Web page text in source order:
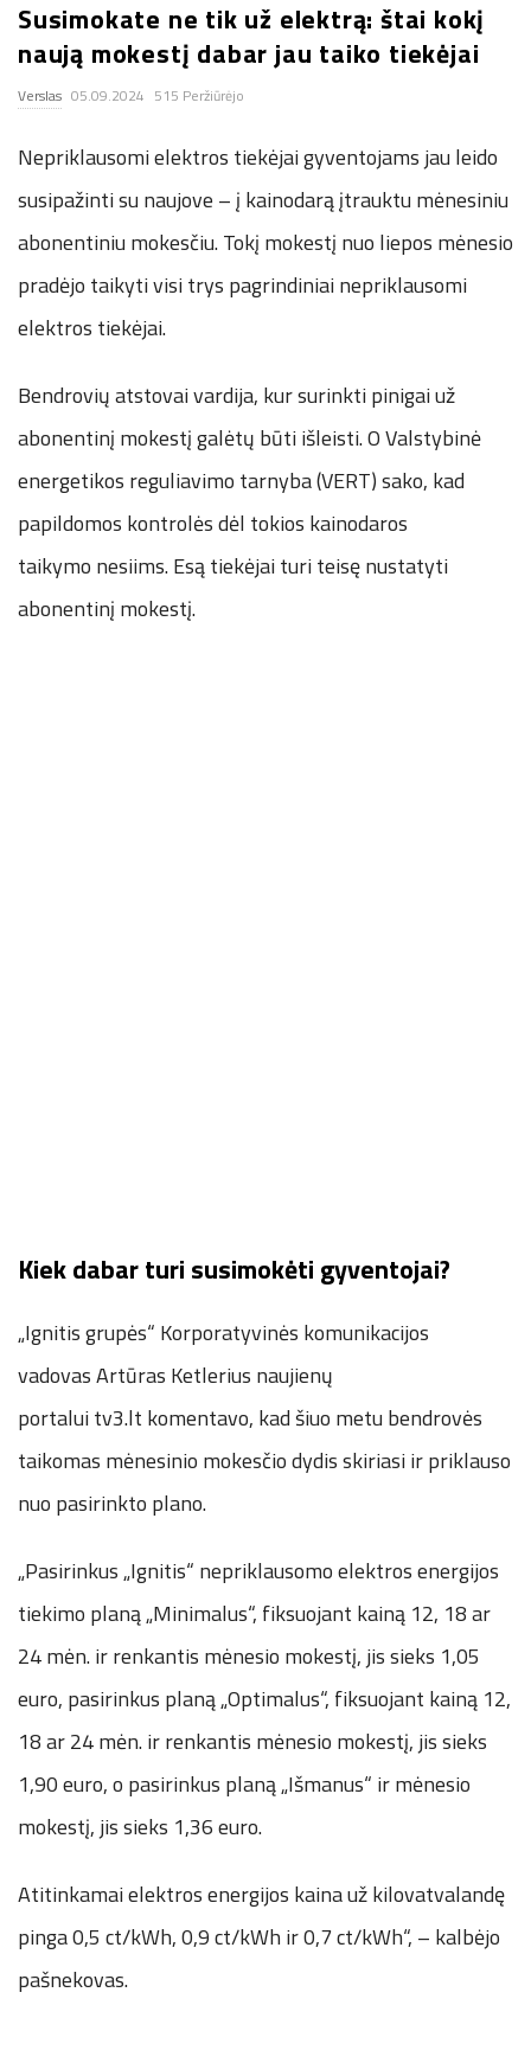
.
c
o
.
u
k
Susimokate ne tik už elektrą: štai kokį
naują mokestį dabar jau taiko tiekėjai
Verslas 05.09.2024 515 Peržiūrėjo
Nepriklausomi elektros tiekėjai gyventojams jau leido
susipažinti su naujove – į kainodarą įtrauktu mėnesiniu
abonentiniu mokesčiu. Tokį mokestį nuo liepos mėnesio
pradėjo taikyti visi trys pagrindiniai nepriklausomi
elektros tiekėjai.
Bendrovių atstovai vardija, kur surinkti pinigai už
abonentinį mokestį galėtų būti išleisti. O Valstybinė
energetikos reguliavimo tarnyba (VERT) sako, kad
papildomos kontrolės dėl tokios kainodaros
taikymo nesiims. Esą tiekėjai turi teisę nustatyti
abonentinį mokestį.
Kiek dabar turi susimokėti gyventojai?
„Ignitis grupės“ Korporatyvinės komunikacijos
vadovas Artūras Ketlerius naujienų
portalui tv3.lt komentavo, kad šiuo metu bendrovės
taikomas mėnesinio mokesčio dydis skiriasi ir priklauso
nuo pasirinkto plano.
„Pasirinkus „Ignitis“ nepriklausomo elektros energijos
tiekimo planą „Minimalus“, fiksuojant kainą 12, 18 ar
24 mėn. ir renkantis mėnesio mokestį, jis sieks 1,05
euro, pasirinkus planą „Optimalus“, fiksuojant kainą 12,
18 ar 24 mėn. ir renkantis mėnesio mokestį, jis sieks
1,90 euro, o pasirinkus planą „Išmanus“ ir mėnesio
mokestį, jis sieks 1,36 euro.
Atitinkamai elektros energijos kaina už kilovatvalandę
pinga 0,5 ct/kWh, 0,9 ct/kWh ir 0,7 ct/kWh“, – kalbėjo
pašnekovas.